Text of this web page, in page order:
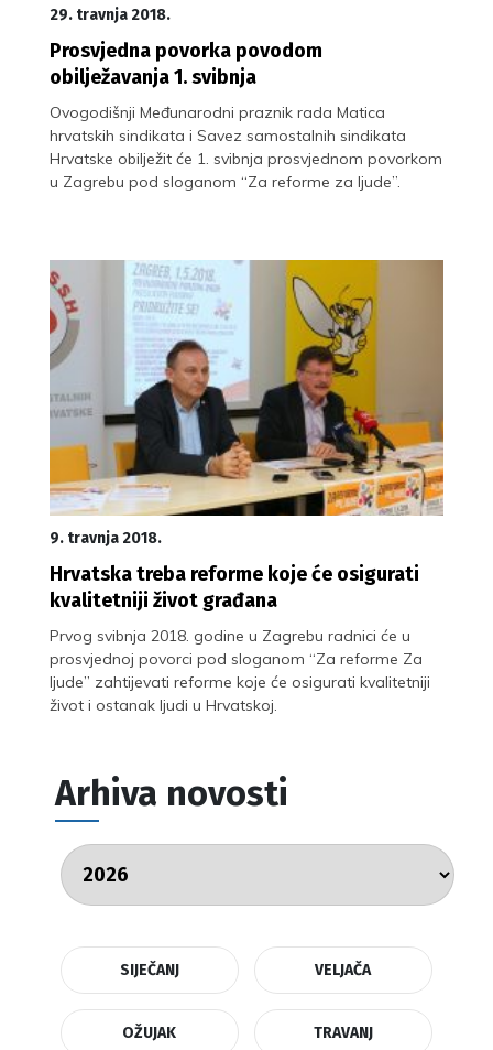
29. travnja 2018.
Prosvjedna povorka povodom
obilježavanja 1. svibnja
Ovogodišnji Međunarodni praznik rada Matica
hrvatskih sindikata i Savez samostalnih sindikata
Hrvatske obilježit će 1. svibnja prosvjednom povorkom
u Zagrebu pod sloganom “Za reforme za ljude”.
9. travnja 2018.
Hrvatska treba reforme koje će osigurati
kvalitetniji život građana
Prvog svibnja 2018. godine u Zagrebu radnici će u
prosvjednoj povorci pod sloganom “Za reforme Za
ljude” zahtijevati reforme koje će osigurati kvalitetniji
život i ostanak ljudi u Hrvatskoj.
Arhiva novosti
SIJEČANJ VELJAČA
OŽUJAK TRAVANJ